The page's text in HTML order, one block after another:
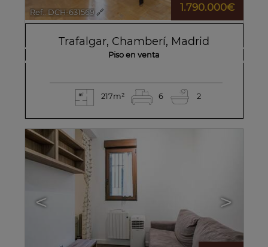
Ref.. DCH-631569 🔗
Trafalgar, Chamberí, Madrid
Piso en venta
217m² 6 2
1.790.000€
< >